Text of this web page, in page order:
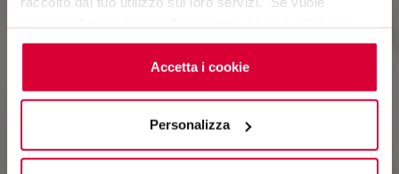
cookieclicchi qui. Il consenso può essere espresso
cliccando sul tasto “Accetta i cookie”. Se non vuole i
cookie di profilazione può negare il consenso sul tasto
Accetta i cookie
Personalizza